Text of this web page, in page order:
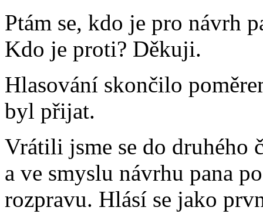
Ptám se, kdo je pro návrh
Kdo je proti? Děkuji.
Hlasování skončilo
byl přijat.
Vrátili jsme se do druhého
a ve smyslu návrhu pana
rozpravu. Hlásí se jako